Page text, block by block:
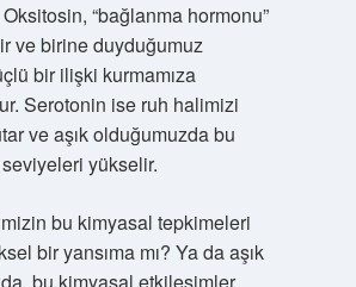
“bağlanma hormonu”
ve birine duyduğumuz
bir ilişki kurmamıza
Serotonin ise ruh halimizi
ve aşık olduğumuzda bu
yükselir.
bu kimyasal tepkimeleri
bir yansıma mı? Ya da aşık